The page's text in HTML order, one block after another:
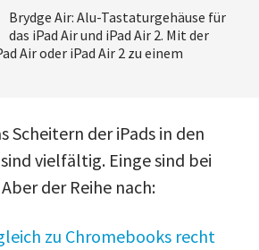
Brydge Air: Alu-Tastaturgehäuse für
das iPad Air und iPad Air 2. Mit der
Air oder iPad Air 2 zu einem
Scheitern der iPads in den
vielfältig. Einge sind bei
der Reihe nach:
zu Chromebooks recht